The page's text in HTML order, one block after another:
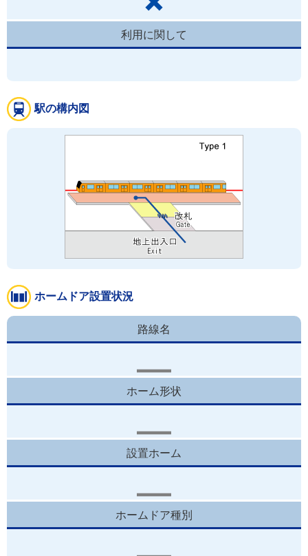
利用に関して
駅の構内図
ホームドア設置状況
路線名
ホーム形状
設置ホーム
ホームドア種別